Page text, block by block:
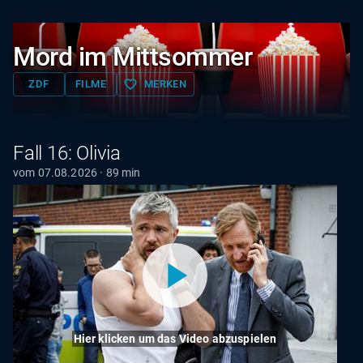
Mord im Mittsommer
ZDF FILME favorite_border MERKEN
Fall 16: Olivia
vom 07.08.2026 · 89 min
Hier klicken um das Video abzuspielen